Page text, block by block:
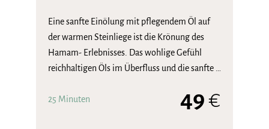
Eine sanfte Einölung mit pflegendem Öl auf
der warmen Steinliege ist die Krönung des
Hamam- Erlebnisses. Das wohlige Gefühl
reichhaltigen Öls im Überfluss und die sanfte …
25 Minuten 49€